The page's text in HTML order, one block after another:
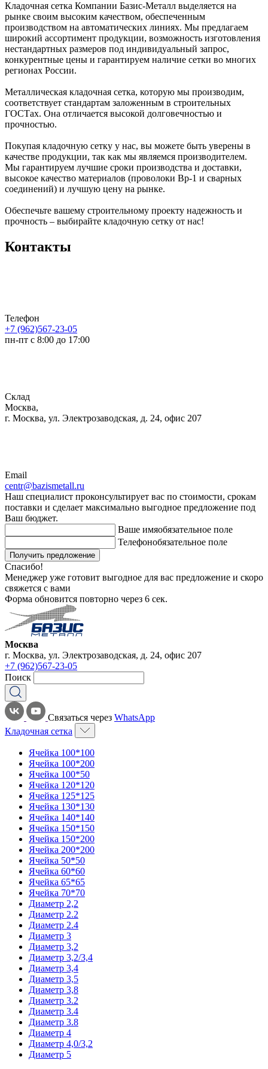
Кладочная сетка Компании Базис-Металл выделяется на
рынке своим высоким качеством, обеспеченным
производством на автоматических линиях. Мы предлагаем
широкий ассортимент продукции, возможность изготовления
нестандартных размеров под индивидуальный запрос,
конкурентные цены и гарантируем наличие сетки во многих
регионах России.
Металлическая кладочная сетка, которую мы производим,
соответствует стандартам заложенным в строительных
ГОСТах. Она отличается высокой долговечностью и
прочностью.
Покупая кладочную сетку у нас, вы можете быть уверены в
качестве продукции, так как мы являемся производителем.
Мы гарантируем лучшие сроки производства и доставки,
высокое качество материалов (проволоки Вр-1 и сварных
соединений) и лучшую цену на рынке.
Обеспечьте вашему строительному проекту надежность и
прочность – выбирайте кладочную сетку от нас!
Контакты
Телефон
+7 (962)567-23-05
пн-пт с 8:00 до 17:00
Склад
Москва,
г. Москва, ул. Электрозаводская, д. 24, офис 207
Email
centr@bazismetall.ru
Наш специалист проконсультирует вас по стоимости, срокам
поставки и сделает максимально выгодное предложение под
Ваш бюджет.
Ваше имяобязательное поле
Телефонобязательное поле
Получить предложение
Спасибо!
Менеджер уже готовит выгодное для вас предложение и скоро
свяжется с вами
Форма обновится повторно через 6 сек.
Москва
г. Москва, ул. Электрозаводская, д. 24, офис 207
+7 (962)567-23-05
Поиск
Связаться через WhatsApp
Кладочная сетка
Ячейка 100*100
Ячейка 100*200
Ячейка 100*50
Ячейка 120*120
Ячейка 125*125
Ячейка 130*130
Ячейка 140*140
Ячейка 150*150
Ячейка 150*200
Ячейка 200*200
Ячейка 50*50
Ячейка 60*60
Ячейка 65*65
Ячейка 70*70
Диаметр 2,2
Диаметр 2.2
Диаметр 2.4
Диаметр 3
Диаметр 3,2
Диаметр 3,2/3,4
Диаметр 3,4
Диаметр 3,5
Диаметр 3,8
Диаметр 3.2
Диаметр 3.4
Диаметр 3.8
Диаметр 4
Диаметр 4,0/3,2
Диаметр 5